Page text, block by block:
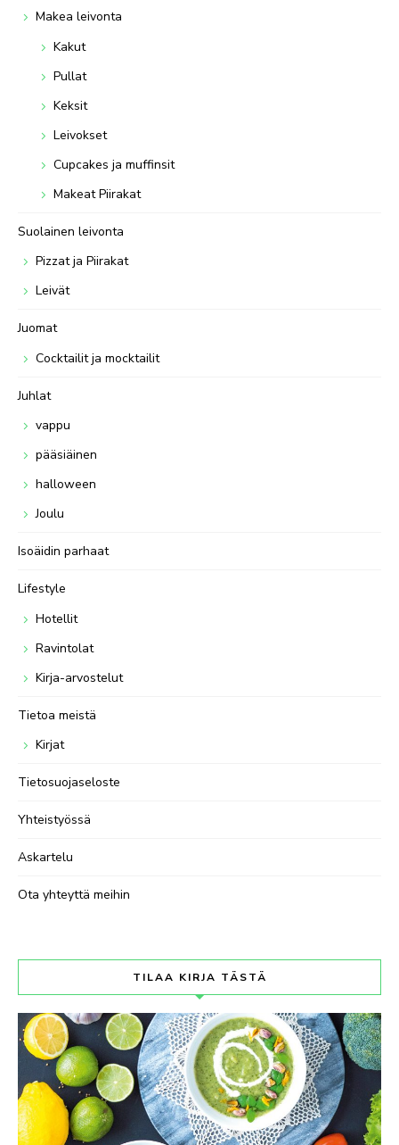
Makea leivonta
Kakut
Pullat
Keksit
Leivokset
Cupcakes ja muffinsit
Makeat Piirakat
Suolainen leivonta
Pizzat ja Piirakat
Leivät
Juomat
Cocktailit ja mocktailit
Juhlat
vappu
pääsiäinen
halloween
Joulu
Isoäidin parhaat
Lifestyle
Hotellit
Ravintolat
Kirja-arvostelut
Tietoa meistä
Kirjat
Tietosuojaseloste
Yhteistyössä
Askartelu
Ota yhteyttä meihin
TILAA KIRJA TÄSTÄ